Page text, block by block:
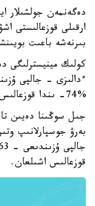
دەگەنمەن جولشىلار
ارقىلى قوزعالىستى
بىرنەشە باعىت
كولىك مينيسترلىگى
%74- ىندا قوزعالىس اشىلعان.
بەرۋ جوسپارلانىپ
قوزعالىس اشىلعان.